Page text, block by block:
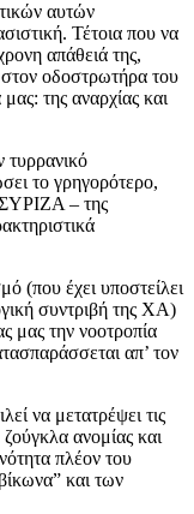
αυτών
Τέτοια που να
απάθειά της,
στον οδοστρωτήρα του
της αναρχίας και
τυρρανικό
το γρηγορότερο,
ΣΥΡΙΖΑ – της
(που έχει υποστείλει
συντριβή της ΧΑ)
μας την νοοτροπία
απ’ τον
να μετατρέψει τις
ανομίας και
πλέον του
και των